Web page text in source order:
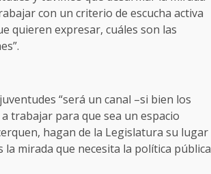
con un criterio de escucha activa
quieren expresar, cuáles son las
“será un canal –si bien los
trabajar para que sea un espacio
hagan de la Legislatura su lugar
mirada que necesita la política pública